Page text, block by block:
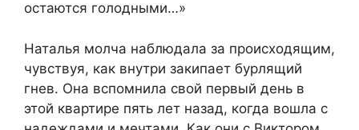
остаются голодными…»
Наталья молча наблюдала за происходящим,
чувствуя, как внутри закипает бурлящий
гнев. Она вспомнила свой первый день в
этой квартире пять лет назад, когда вошла с